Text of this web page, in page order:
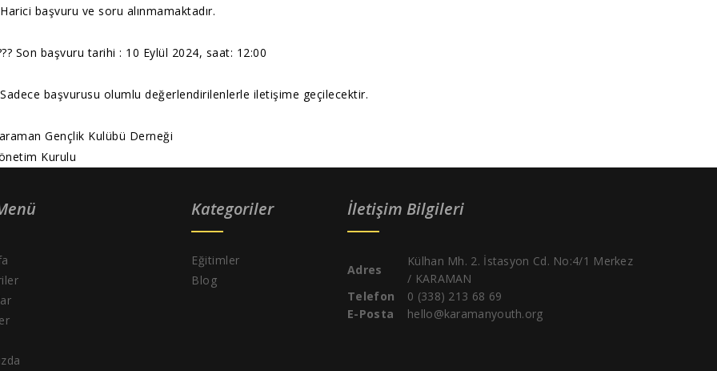
başvuru ve soru alınmamaktadır.
Son başvuru tarihi : 10 Eylül 2024, saat: 12:00
başvurusu olumlu değerlendirilenlerle iletişime geçilecektir.
Gençlik Kulübü Derneği
Kurulu
Kategoriler
Eğitimler
Blog
İletişim Bilgileri
Adres
Külhan Mh. 2. İstasyon Cd. No:4/1 Merkez
/ KARAMAN
Telefon
0 (338) 213 68 69
E-Posta
hello@karamanyouth.org